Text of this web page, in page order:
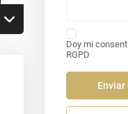
Doy mi
RGPD